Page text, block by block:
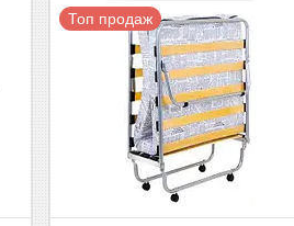
Топ продаж